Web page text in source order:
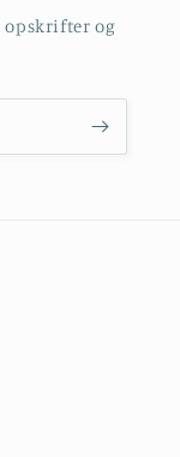
opskrifter og